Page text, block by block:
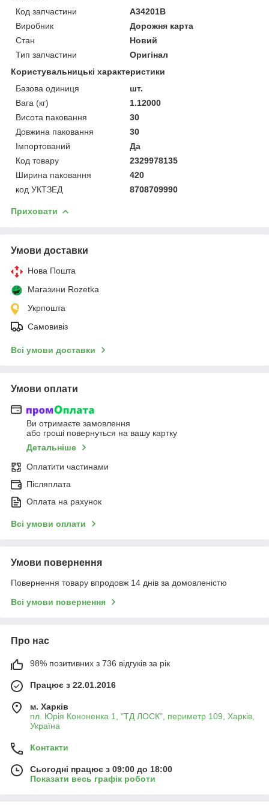
Код запчастини
А34201В
Виробник
Дорожня карта
Стан
Новий
Тип запчастини
Оригінал
Користувальницькі характеристики
Базова одиниця
шт.
Вага (кг)
1.12000
Висота паковання
30
Довжина паковання
30
Імпортований
Да
Код товару
2329978135
Ширина паковання
420
код УКТЗЕД
8708709990
Приховати
Умови доставки
Нова Пошта
Магазини Rozetka
Укрпошта
Самовивіз
Всі умови доставки
Умови оплати
Ви отримаєте замовлення
або гроші повернуться на вашу картку
Детальніше
Оплатити частинами
Післяплата
Оплата на рахунок
Всі умови оплати
Умови повернення
Повернення товару впродовж 14 днів за домовленістю
Всі умови повернення
Про нас
98% позитивних з 736 відгуків за рік
Працює з 22.01.2016
м. Харків
пл. Юрія Кононенка 1, "ТД ЛОСК", периметр 109, Харків,
Україна
Контакти
Сьогодні працює з 09:00 до 18:00
Показати весь графік роботи